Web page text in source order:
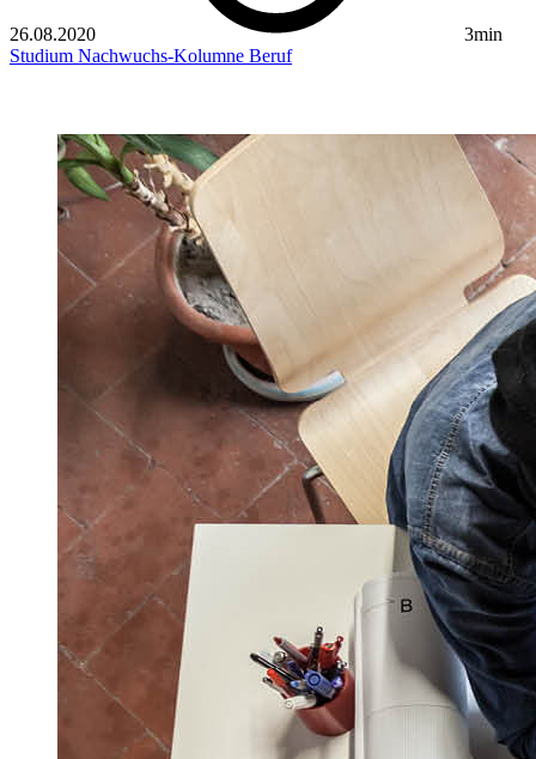
26.08.2020
3min
Studium Nachwuchs-Kolumne Beruf